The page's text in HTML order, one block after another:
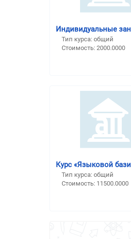
Индивидуальные
Тип курса: общий
Стоимость: 2000.0000
Курс «Языковой
Тип курса: общий
Стоимость: 11500.0000